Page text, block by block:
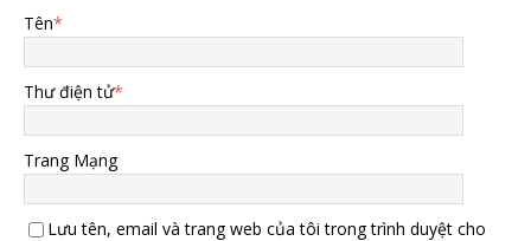
Tên*
Thư điện tử*
Trang Mạng
Lưu tên, email và trang web của tôi trong trình duyệt cho